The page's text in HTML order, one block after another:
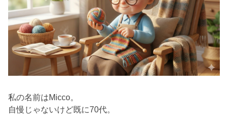
私の名前はMicco。
自慢じゃないけど既に70代。